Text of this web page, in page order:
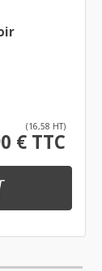
(16,58 HT)
€ TTC